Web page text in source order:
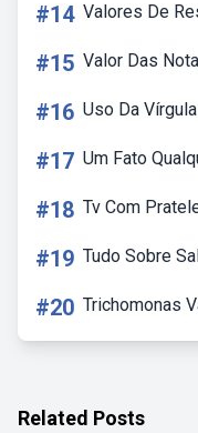
#14 Valores De
#15 Valor Das
#16 Uso Da
#17 Um Fato
#18 Tv Com
#19 Tudo Sobre
#20 Trichomonas
Related Posts